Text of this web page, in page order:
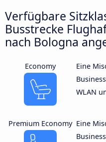
Verfügbare
Busstrecke
nach Bologna
Economy
Eine
WLAN
Premium Economy Eine